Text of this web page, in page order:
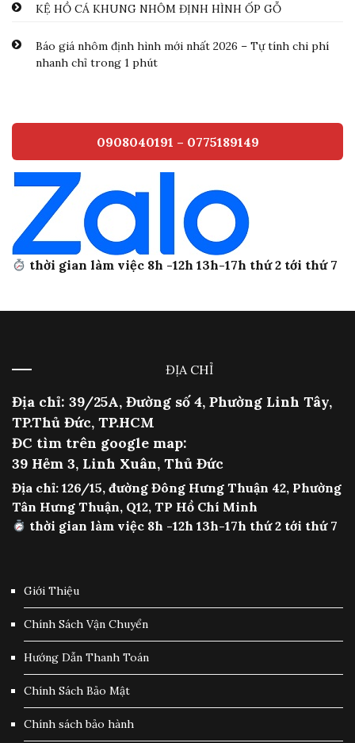
KỆ HỒ CÁ KHUNG NHÔM ĐỊNH HÌNH ỐP GỖ
Báo giá nhôm định hình mới nhất 2026 – Tự tính chi phí
nhanh chỉ trong 1 phút
0908040191 – 0775189149
thời gian làm việc 8h -12h 13h-17h thứ 2 tới thứ 7
ĐỊA CHỈ
Địa chỉ: 39/25A, Đường số 4, Phường Linh Tây,
TP.Thủ Đức, TP.HCM
ĐC tìm trên google map:
39 Hẻm 3, Linh Xuân, Thủ Đức
Địa chỉ: 126/15, đường Đông Hưng Thuận 42, Phường
Tân Hưng Thuận, Q12, TP Hồ Chí Minh
thời gian làm việc 8h -12h 13h-17h thứ 2 tới thứ 7
Giới Thiệu
Chính Sách Vận Chuyển
Hướng Dẫn Thanh Toán
Chính Sách Bảo Mật
Chính sách bảo hành